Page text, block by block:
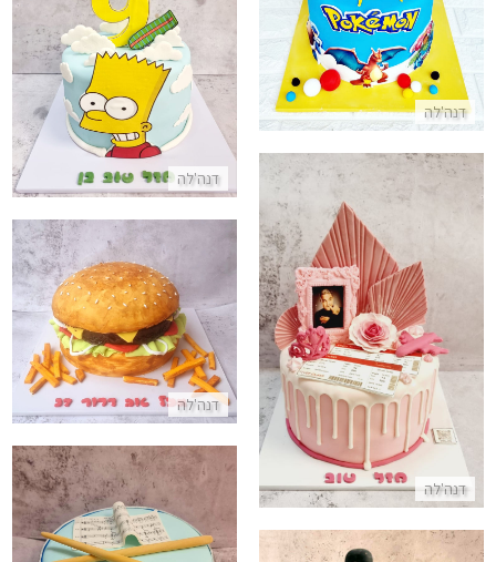
דנה'לה
דנה'לה
עוגת סימפסונס
התקשר/י
דנה'לה
עוגה מעוצבת לבת עם כרטיסים להופעה בחול
התקשר/י
דנה'לה
עוגת יום הולדת בצורת המבורגר
התקשר/י
עוגה בעיצוב תופים מבצק סוכר